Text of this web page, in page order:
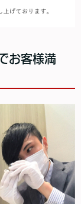
お客様満